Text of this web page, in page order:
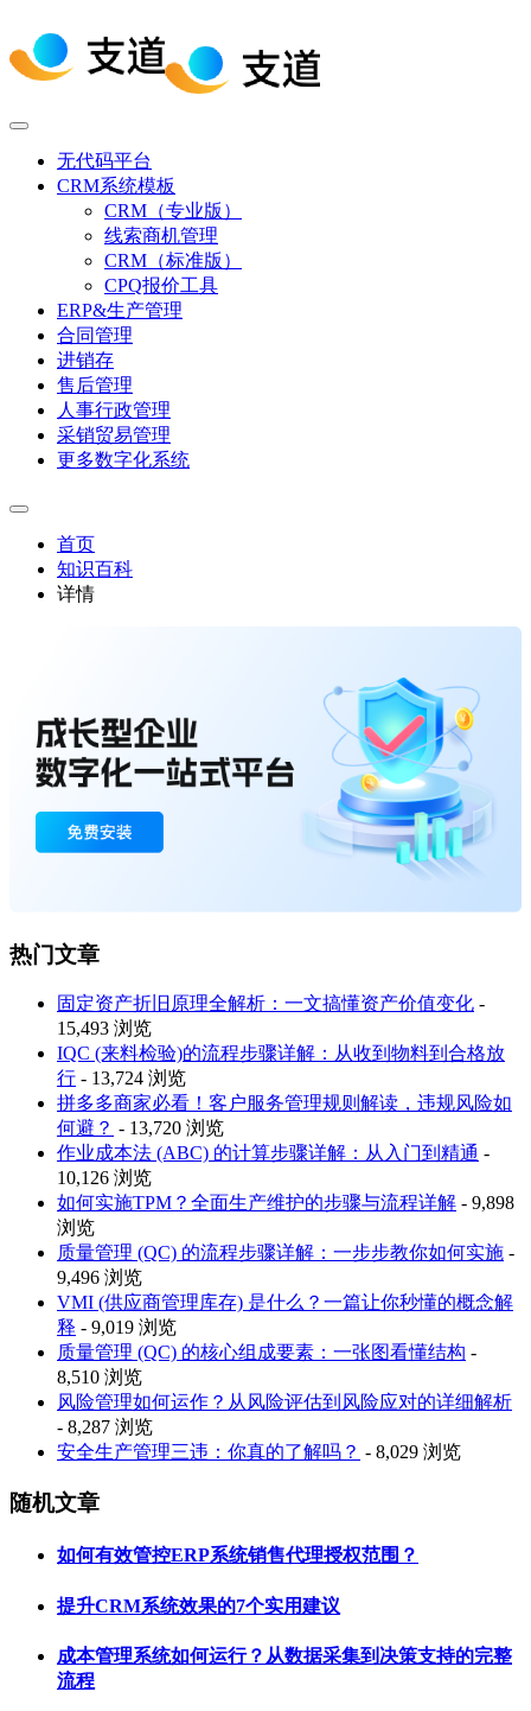
无代码平台
CRM系统模板
CRM（专业版）
线索商机管理
CRM（标准版）
CPQ报价工具
ERP&生产管理
合同管理
进销存
售后管理
人事行政管理
采销贸易管理
更多数字化系统
首页
知识百科
详情
热门文章
固定资产折旧原理全解析：一文搞懂资产价值变化 -
15,493 浏览
IQC (来料检验)的流程步骤详解：从收到物料到合格放
行 - 13,724 浏览
拼多多商家必看！客户服务管理规则解读，违规风险如
何避？ - 13,720 浏览
作业成本法 (ABC) 的计算步骤详解：从入门到精通 -
10,126 浏览
如何实施TPM？全面生产维护的步骤与流程详解 - 9,898
浏览
质量管理 (QC) 的流程步骤详解：一步步教你如何实施 -
9,496 浏览
VMI (供应商管理库存) 是什么？一篇让你秒懂的概念解
释 - 9,019 浏览
质量管理 (QC) 的核心组成要素：一张图看懂结构 -
8,510 浏览
风险管理如何运作？从风险评估到风险应对的详细解析
- 8,287 浏览
安全生产管理三违：你真的了解吗？ - 8,029 浏览
随机文章
如何有效管控ERP系统销售代理授权范围？
提升CRM系统效果的7个实用建议
成本管理系统如何运行？从数据采集到决策支持的完整
流程